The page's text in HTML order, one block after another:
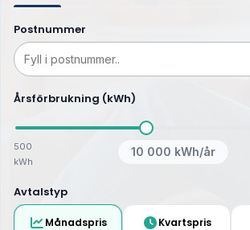
Postnummer
Årsförbrukning (kWh)
500
kWh
10 000 kWh/år
Avtalstyp
Månadspris Kvartspris